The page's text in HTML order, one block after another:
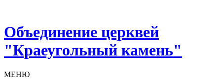
Объединение церквей
"Краеугольный камень"
МЕНЮ